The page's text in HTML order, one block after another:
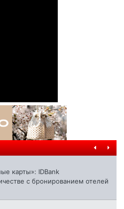
карты»: IDBank
с бронированием отелей